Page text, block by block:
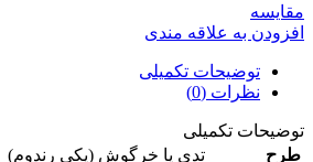
مقايسه
افزودن به علاقه مندی
توضیحات تکمیلی
نظرات (0)
توضیحات تکمیلی
طرح
تدی یا خرگوش (یکی رندوم)